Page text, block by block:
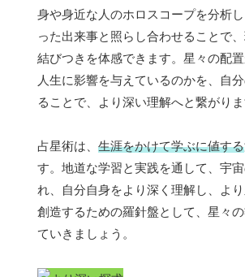
身や身近な人のホロスコープを分析
った出来事と照らし合わせることで
結びつきを体感できます。星々の配
人生に影響を与えているのかを、自
ることで、より深い理解へと繋がりま
占星術は、 生涯をかけて学ぶに値する
す。地道な学習と実践を通して、宇
れ、自分自身をより深く理解し、よ
創造するための羅針盤として、星々
ていきましょう。